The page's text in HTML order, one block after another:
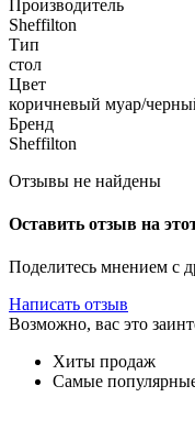
Производитель
Sheffilton
Тип
стол
Цвет
коричневый муар/
Бренд
Sheffilton
Отзывы не найдены
Оставить отзыв на
Поделитесь мнением с
Написать отзыв
Возможно, вас это
Хиты продаж
Самые